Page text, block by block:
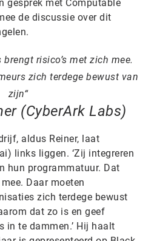
gesprek met Computable
de discussie over dit
brengt risico’s met zich mee.
zich terdege bewust van
zijn
(CyberArk Labs)
aldus Reiner, laat
links liggen. ‘Zij integreren
hun programmatuur. Dat
Daar moeten
zich terdege bewust
dat zo is en geef
in te dammen.’ Hij haalt